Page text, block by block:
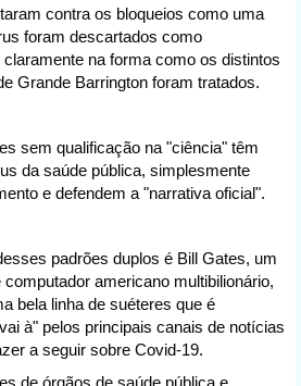
contra os bloqueios como uma
foram descartados como
na forma como os distintos
Grande Barrington foram tratados.
sem qualificação na "ciência" têm
da saúde pública, simplesmente
e defendem a "narrativa oficial".
padrões duplos é Bill Gates, um
americano multibilionário,
bela linha de suéteres que é
à" pelos principais canais de notícias
a seguir sobre Covid-19.
de órgãos de saúde pública e